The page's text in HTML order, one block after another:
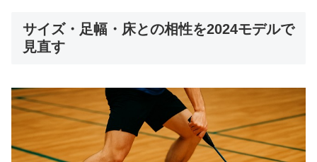
サイズ・足幅・床との相性を2024モデルで
見直す